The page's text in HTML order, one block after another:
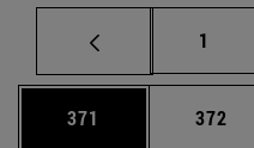
Página
1
Página
371 Página
372